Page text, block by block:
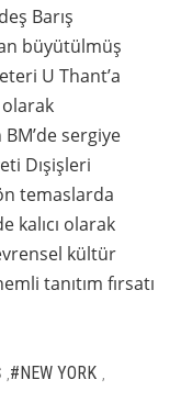
Barış
büyütülmüş
U Thant’a
sergiye
Dışişleri
temaslarda
kalıcı olarak
kültür
tanıtım fırsatı
#NEW YORK